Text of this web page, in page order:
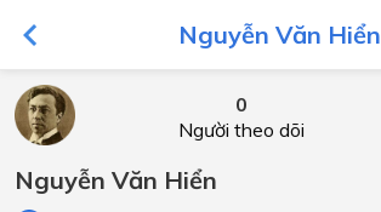
Nguyễn Văn Hiển
0
Người theo dõi
Nguyễn Văn Hiển